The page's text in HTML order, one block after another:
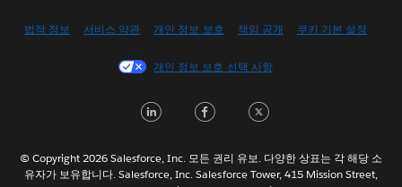
Français (Canada)
Italiano
Nederlands
법적 정보 서비스 약관 개인 정보 보호 책임 공개 쿠키 기본 설정
개인 정보 보호 선택 사항
n c i
© Copyright 2026 Salesforce, Inc. 모든 권리 유보. 다양한 상표는 각 해당 소
유자가 보유합니다. Salesforce, Inc. Salesforce Tower, 415 Mission Street,